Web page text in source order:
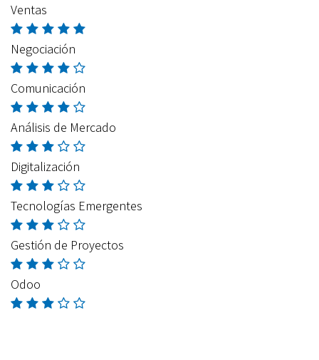
Ventas
Negociación
Comunicación
Análisis de Mercado
Digitalización
Tecnologías Emergentes
Gestión de Proyectos
Odoo